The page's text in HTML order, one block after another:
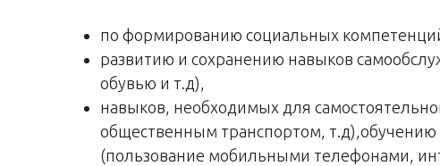
по формированию социальных
развитию и сохранению навыков
обувью и т.д),
навыков, необходимых для
общественным транспортом,
(пользование мобильными телефонами,